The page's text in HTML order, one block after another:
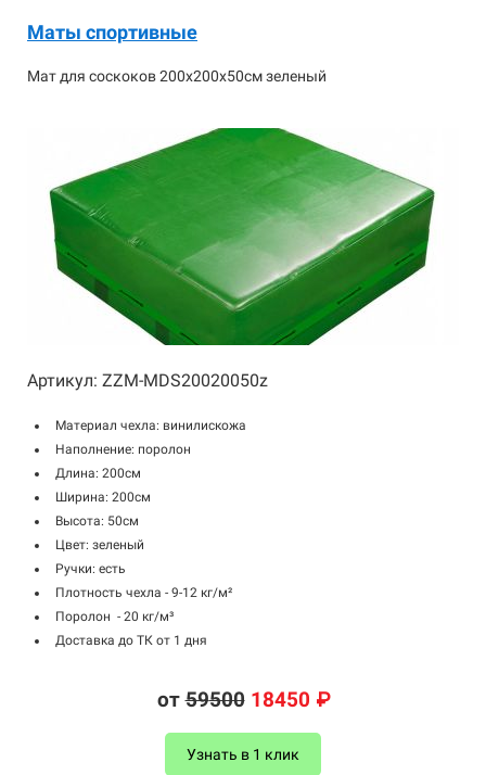
Маты спортивные
Мат для соскоков 200х200х50см зеленый
Артикул: ZZM-MDS20020050z
Материал чехла: винилискожа
Наполнение: поролон
Длина: 200см
Ширина: 200см
Высота: 50см
Цвет: зеленый
Ручки: есть
Плотность чехла - 9-12 кг/м²
Поролон - 20 кг/м³
Доставка до ТК от 1 дня
от59500 18450 ₽
Узнать в 1 клик